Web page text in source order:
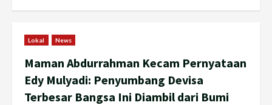
Lokal News
Maman Abdurrahman Kecam Pernyataan
Edy Mulyadi: Penyumbang Devisa
Terbesar Bangsa Ini Diambil dari Bumi